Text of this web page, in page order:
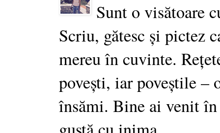
Sunt o visătoare
Scriu, gătesc și pictez
mereu în cuvinte.
povești, iar poveștile –
însămi. Bine ai venit